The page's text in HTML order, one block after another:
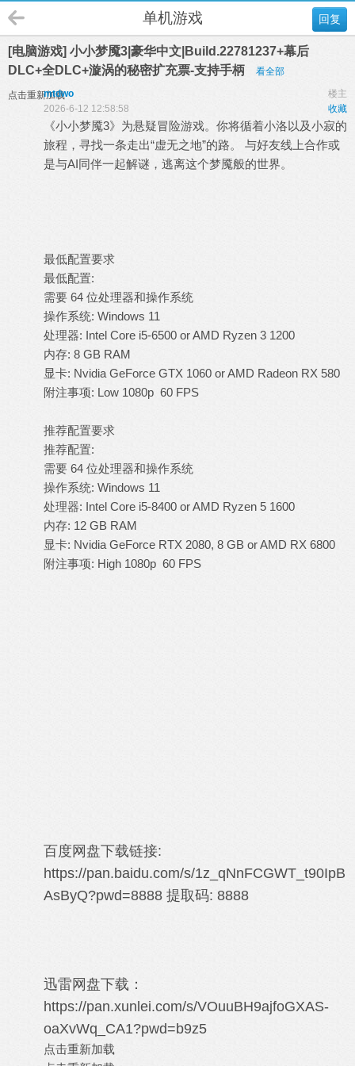
回复
单机游戏
[电脑游戏] 小小梦魇3|豪华中文|Build.22781237+幕后
DLC+全DLC+漩涡的秘密扩充票-支持手柄
看全部
点击重新加载 楼主
mtdwo
收藏
2026-6-12 12:58:58
《小小梦魇3》为悬疑冒险游戏。你将循着小洛以及小寂的
旅程，寻找一条走出“虚无之地”的路。 与好友线上合作或
是与AI同伴一起解谜，逃离这个梦魇般的世界。
最低配置要求
最低配置:
需要 64 位处理器和操作系统
操作系统: Windows 11
处理器: Intel Core i5-6500 or AMD Ryzen 3 1200
内存: 8 GB RAM
显卡: Nvidia GeForce GTX 1060 or AMD Radeon RX 580
附注事项: Low 1080p 60 FPS
推荐配置要求
推荐配置:
需要 64 位处理器和操作系统
操作系统: Windows 11
处理器: Intel Core i5-8400 or AMD Ryzen 5 1600
内存: 12 GB RAM
显卡: Nvidia GeForce RTX 2080, 8 GB or AMD RX 6800
附注事项: High 1080p 60 FPS
百度网盘下载链接:
https://pan.baidu.com/s/1z_qNnFCGWT_t90IpB
AsByQ?pwd=8888 提取码: 8888
迅雷网盘下载：
https://pan.xunlei.com/s/VOuuBH9ajfoGXAS-
oaXvWq_CA1?pwd=b9z5
点击重新加载